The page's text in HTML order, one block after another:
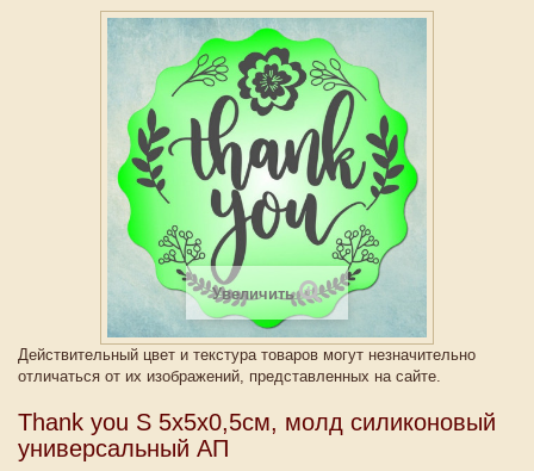
Увеличить
Действительный цвет и текстура товаров могут незначительно
отличаться от их изображений, представленных на сайте.
Thank you S 5х5х0,5см, молд силиконовый
универсальный АП